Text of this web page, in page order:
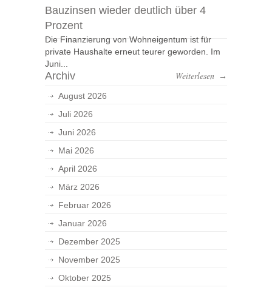
Bauzinsen wieder deutlich über 4
Prozent
Die Finanzierung von Wohneigentum ist für
private Haushalte erneut teurer geworden. Im
Juni...
Weiterlesen →
Archiv
August 2026
Juli 2026
Juni 2026
Mai 2026
April 2026
März 2026
Februar 2026
Januar 2026
Dezember 2025
November 2025
Oktober 2025